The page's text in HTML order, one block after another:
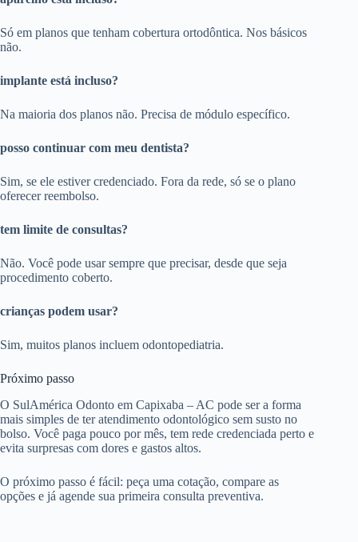
Só em planos que tenham cobertura ortodôntica. Nos básicos
não.
implante está incluso?
Na maioria dos planos não. Precisa de módulo específico.
posso continuar com meu dentista?
Sim, se ele estiver credenciado. Fora da rede, só se o plano
oferecer reembolso.
tem limite de consultas?
Não. Você pode usar sempre que precisar, desde que seja
procedimento coberto.
crianças podem usar?
Sim, muitos planos incluem odontopediatria.
Próximo passo
O SulAmérica Odonto em Capixaba – AC pode ser a forma
mais simples de ter atendimento odontológico sem susto no
bolso. Você paga pouco por mês, tem rede credenciada perto e
evita surpresas com dores e gastos altos.
O próximo passo é fácil: peça uma cotação, compare as
opções e já agende sua primeira consulta preventiva.